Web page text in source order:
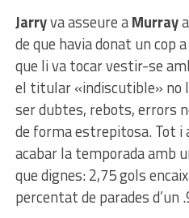
Jarryva asseure aMurray
de que havia donat un cop
que li va tocar vestir-se
el titular «indiscutible» no
ser dubtes, rebots, errors
de forma estrepitosa. Tot i
acabar la temporada amb
que dignes: 2,75 gols
percentat de parades d’un